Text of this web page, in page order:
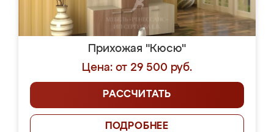
Прихожая "Кюсю"
Цена: от 29 500 руб.
РАССЧИТАТЬ
ПОДРОБНЕЕ